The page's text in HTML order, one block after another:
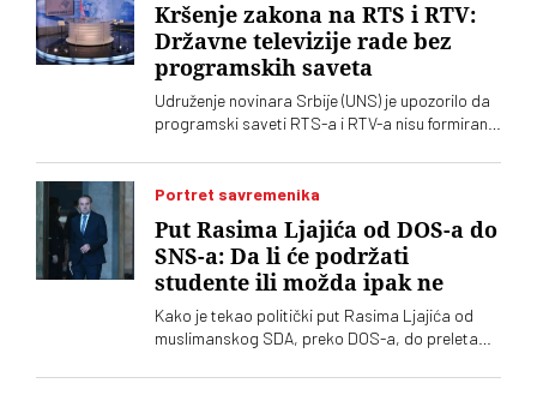
Kršenje zakona na RTS i RTV:
Državne televizije rade bez
programskih saveta
Udruženje novinara Srbije (UNS) je upozorilo da
programski saveti RTS-a i RTV-a nisu formirani
čega se postavlja pitanje poštovanja zakonskih
procedura i funkcionisanja mehanizama
Portret savremenika
Put Rasima Ljajića od DOS-a do
SNS-a: Da li će podržati
studente ili možda ipak ne
Kako je tekao politički put Rasima Ljajića od
muslimanskog SDA, preko DOS-a, do preleta
će se usuditi da javno podrži studente?